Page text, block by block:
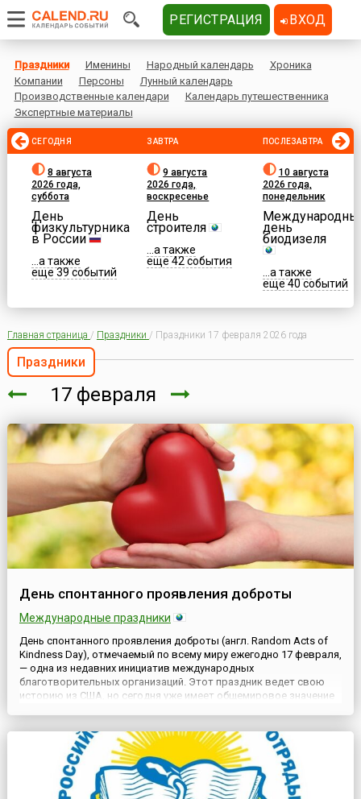
Праздники Именины Народный календарь
Хроника
Компании
Персоны
Лунный календарь
Производственные календари
Календарь путешественника
Экспертные материалы
СЕГОДНЯ
8 августа
2026 года,
суббота
День
физкультурника
в России
...а также
еще 39 событий
ЗАВТРА
9 августа
2026 года,
воскресенье
День
строителя
...а также
еще 42 события
ПОСЛЕЗАВТРА
10 августа
2026 года,
понедельник
день
биодизеля
...а также
еще 40 событий
Главная страница / Праздники / Праздники 17 февраля 2026 года
Праздники
17 февраля
День спонтанного проявления доброты
Международные праздники
День спонтанного проявления доброты (англ. Random Acts of
Kindness Day), отмечаемый по всему миру ежегодно 17 февраля,
— одна из недавних инициатив международных
благотворительных организаций. Этот праздник ведет свою
историю из США, но сегодня уже имеет общемировое значение
он в западных...
РЕГИСТРАЦИЯ ВХОД